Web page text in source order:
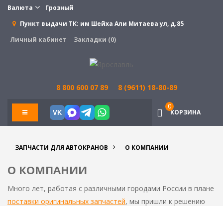
Валюта
Грозный
Пункт выдачи ТК: им Шейха Али Митаева ул, д.85
Личный кабинет
Закладки (0)
8 800 600 07 89 8 (9611) 18-80-89
VK КОРЗИНА
0
ЗАПЧАСТИ ДЛЯ АВТОКРАНОВ О КОМПАНИИ
О КОМПАНИИ
Много лет, работая с различными городами России в плане
поставки оригинальных запчастей, мы пришли к решению